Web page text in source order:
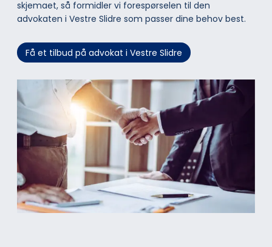
skjemaet, så formidler vi forespørselen til den
advokaten i Vestre Slidre som passer dine behov best.
Få et tilbud på advokat i Vestre Slidre